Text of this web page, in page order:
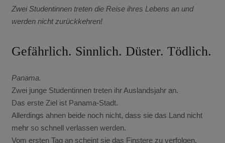
Zwei Studentinnen treten die Reise ihres Lebens an und
werden nicht zurückkehren!
Gefährlich. Sinnlich. Düster. Tödlich.
Panama.
Zwei junge Studentinnen treten ihr Auslandsjahr an.
Das erste Ziel ist Panama-Stadt.
Allerdings ahnen beide noch nicht, dass sie das Land nicht
mehr so schnell verlassen werden.
Vom ersten Tag an scheint sie das Finstere zu verfolgen.